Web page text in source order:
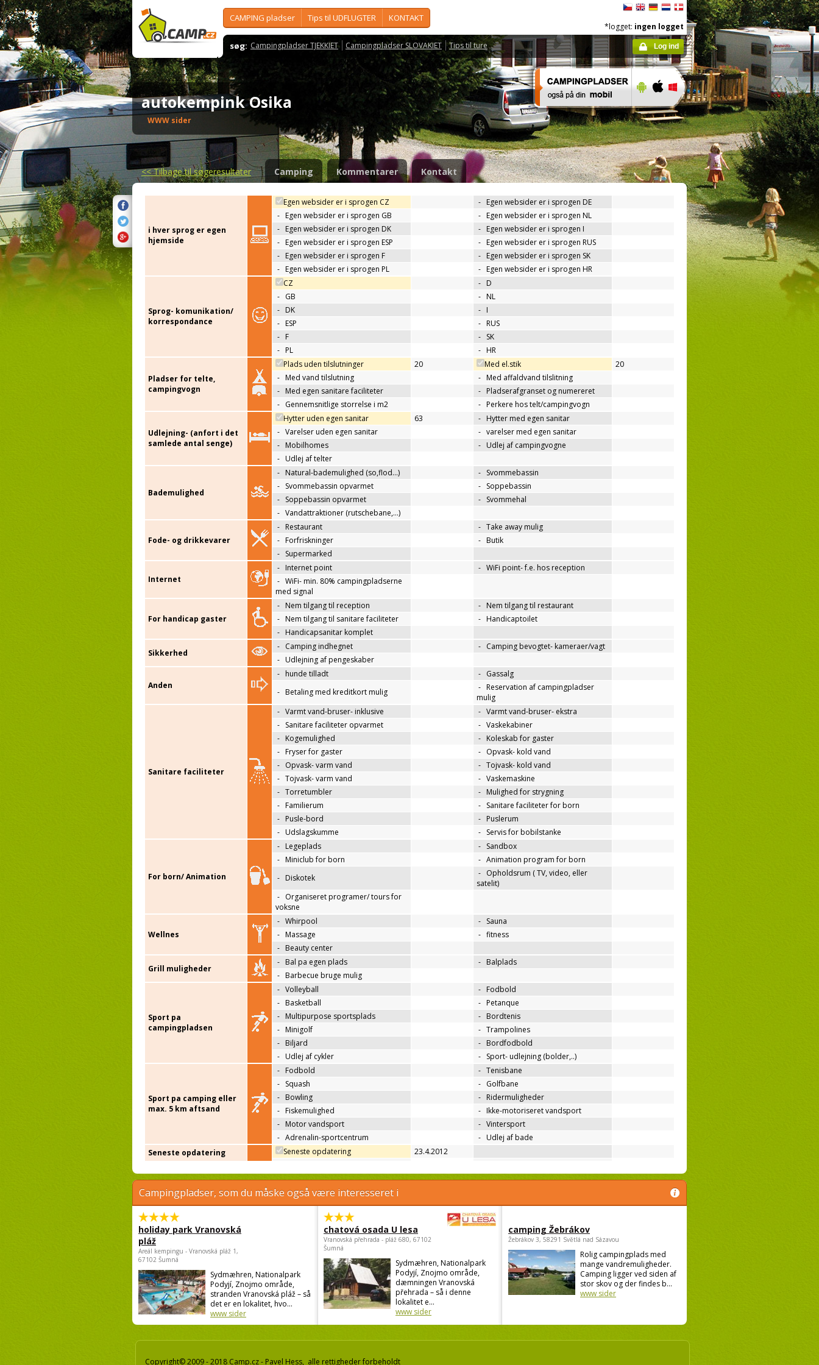
CAMPING pladser Tips til UDFLUGTER KONTAKT
søg: Campingpladser TJEKKIET Campingpladser SLOVAKIET Tips til ture
*logget: ingen logget
Log ind
autokempink Osika
WWW sider
<<Tilbage til søgeresultater Camping Kommentarer Kontakt
i hver sprog er egen
hjemside
Egen websider er i sprogen CZ - Egen websider er i sprogen DE
- Egen websider er i sprogen GB - Egen websider er i sprogen NL
- Egen websider er i sprogen DK - Egen websider er i sprogen I
- Egen websider er i sprogen ESP - Egen websider er i sprogen RUS
- Egen websider er i sprogen F - Egen websider er i sprogen SK
- Egen websider er i sprogen PL - Egen websider er i sprogen HR
Sprog- komunikation/
korrespondance
CZ - D
- GB - NL
- DK - I
- ESP - RUS
- F - SK
- PL - HR
Pladser for telte,
campingvogn
Plads uden tilslutninger 20 Med el.stik
20
- Med vand tilslutning - Med affaldvand tilslitning
- Med egen sanitare faciliteter - Pladserafgranset og numereret
- Gennemsnitlige storrelse i m2 - Perkere hos telt/campingvogn
Udlejning- (anfort i det
samlede antal senge)
Hytter uden egen sanitar 63 - Hytter med egen sanitar
- Varelser uden egen sanitar - varelser med egen sanitar
- Mobilhomes - Udlej af campingvogne
- Udlej af telter
Bademulighed
- Natural-bademulighed (so,flod...) - Svommebassin
- Svommebassin opvarmet - Soppebassin
- Soppebassin opvarmet - Svommehal
- Vandattraktioner (rutschebane,…)
Fode- og drikkevarer
- Restaurant - Take away mulig
- Forfriskninger - Butik
- Supermarked
Internet
- Internet point - WiFi point- f.e. hos reception
- WiFi- min. 80% campingpladserne
med signal
For handicap gaster
- Nem tilgang til reception - Nem tilgang til restaurant
- Nem tilgang til sanitare faciliteter - Handicaptoilet
- Handicapsanitar komplet
Sikkerhed
- Camping indhegnet - Camping bevogtet- kameraer/vagt
- Udlejning af pengeskaber
Anden
- hunde tilladt - Gassalg
- Betaling med kreditkort mulig - Reservation af campingpladser
mulig
Sanitare faciliteter
- Varmt vand-bruser- inklusive - Varmt vand-bruser- ekstra
- Sanitare faciliteter opvarmet - Vaskekabiner
- Kogemulighed - Koleskab for gaster
- Fryser for gaster - Opvask- kold vand
- Opvask- varm vand - Tojvask- kold vand
- Tojvask- varm vand - Vaskemaskine
- Torretumbler - Mulighed for strygning
- Familierum - Sanitare faciliteter for born
- Pusle-bord - Puslerum
- Udslagskumme - Servis for bobilstanke
For born/ Animation
- Legeplads - Sandbox
- Miniclub for born - Animation program for born
- Diskotek - Opholdsrum ( TV, video, eller
satelit)
- Organiseret programer/ tours for
voksne
Wellnes
- Whirpool - Sauna
- Massage - fitness
- Beauty center
Grill muligheder
- Bal pa egen plads - Balplads
- Barbecue bruge mulig
Sport pa
campingpladsen
- Volleyball - Fodbold
- Basketball - Petanque
- Multipurpose sportsplads - Bordtenis
- Minigolf - Trampolines
- Biljard - Bordfodbold
- Udlej af cykler - Sport- udlejning (bolder,..)
Sport pa camping eller
max. 5 km aftsand
- Fodbold - Tenisbane
- Squash - Golfbane
- Bowling - Ridermuligheder
- Fiskemulighed - Ikke-motoriseret vandsport
- Motor vandsport - Vintersport
- Adrenalin-sportcentrum - Udlej af bade
Seneste opdatering
Seneste opdatering 23.4.2012
Campingpladser, som du måske også være interesseret i
holiday park Vranovská
pláž
Areál kempingu - Vranovská pláž 1,
67102 Šumná
Sydmæhren, Nationalpark
Podyjí, Znojmo område,
stranden Vranovská pláž – så
det er en lokalitet, hvo...
www sider
chatová osada U lesa
Vranovská přehrada - pláž 680, 67102
Šumná
Sydmæhren, Nationalpark
Podyjí, Znojmo område,
dæmningen Vranovská
přehrada – så i denne
lokalitet e...
www sider
camping Žebrákov
Žebrákov 3, 58291 Světlá nad Sázavou
Rolig campingplads med
mange vandremuligheder.
Camping ligger ved siden af
stor skov og der findes b...
www sider
Copyright© 2009 - 2018 Camp.cz - Pavel Hess, alle rettigheder forbeholdt